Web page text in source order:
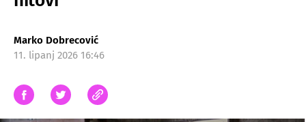
Marko Dobrecović
11. lipanj 2026 16:46